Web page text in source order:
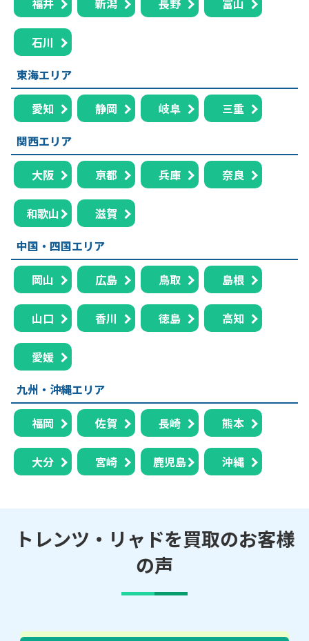
福井 新潟 長野 富山
石川
東海エリア
愛知 静岡 岐阜
三重
関西エリア
大阪 京都 兵庫 奈良
和歌山
滋賀
中国・四国エリア
岡山 広島 鳥取 島根
山口 香川 徳島 高知
愛媛
九州・沖縄エリア
福岡 佐賀 長崎 熊本
大分 宮崎 鹿児島 沖縄
トレンツ・リャドを買取のお客様
の声